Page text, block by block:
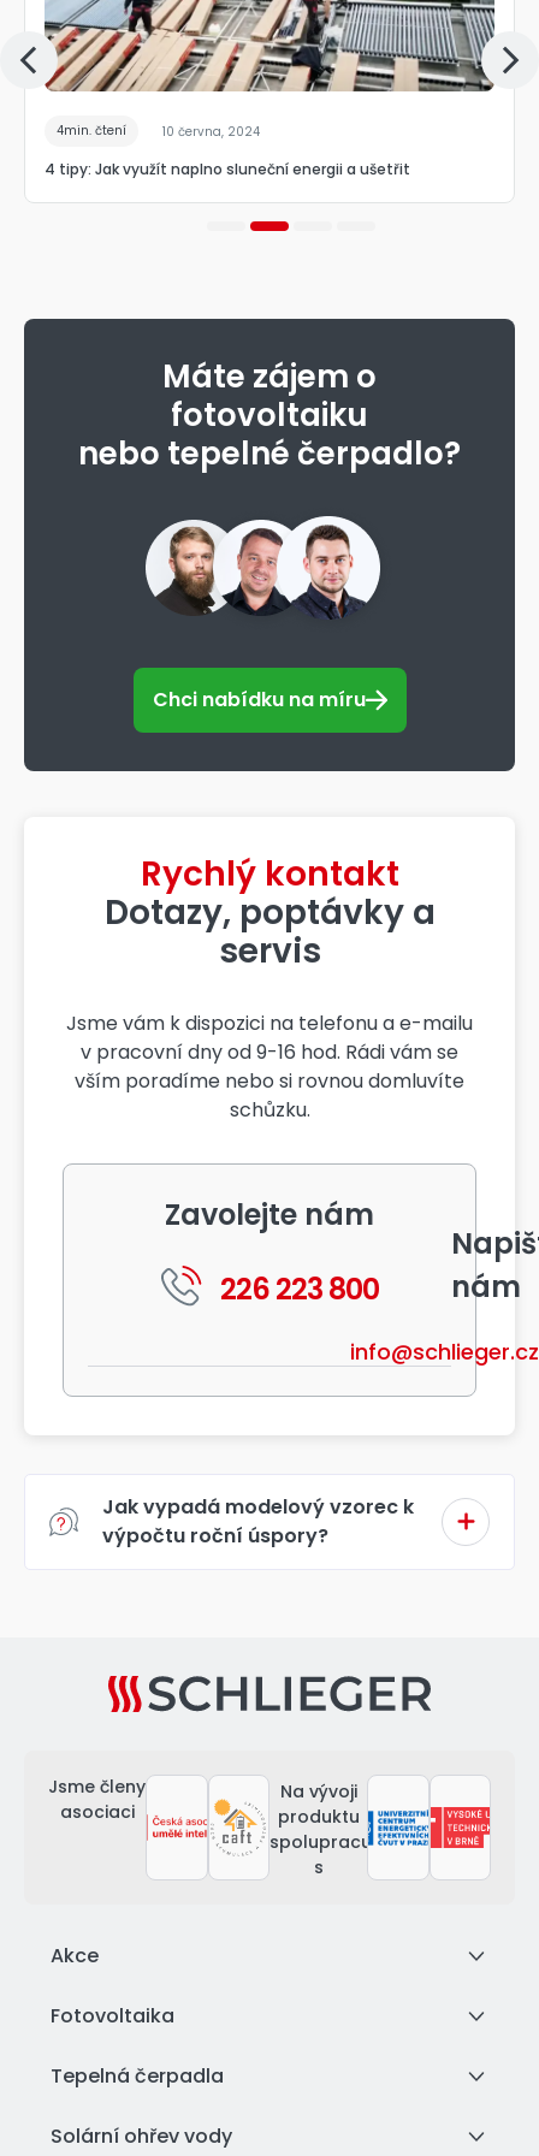
4min. čtení 10 června, 2024
4 tipy: Jak využít naplno sluneční energii a ušetřit
Máte zájem o
fotovoltaiku
nebo tepelné čerpadlo?
Chci nabídku na míru
Rychlý kontakt
Dotazy, poptávky a
servis
Jsme vám k dispozici na telefonu a e-mailu
v pracovní dny od 9-16 hod. Rádi vám se
vším poradíme nebo si rovnou domluvíte
schůzku.
Zavolejte nám
226 223 800
nám
info@schlieger.cz
Jak vypadá modelový vzorec k
výpočtu roční úspory?
Jsme členy
asociaci
Na vývoji
produktu
spolupracujeme
s
Akce
Fotovoltaika
Tepelná čerpadla
Solární ohřev vody